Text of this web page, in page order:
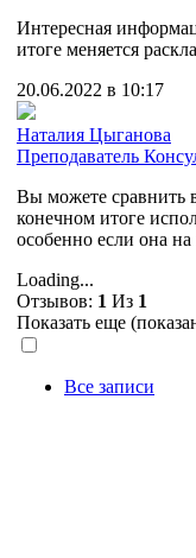
Интересная
итоге меняется
20.06.2022 в 10:17
Наталия Цыганова
Преподаватель
Вы можете сравнить
конечном итоге
особенно если она на
Loading...
Отзывов: 1 Из 1
Показать еще
Все записи